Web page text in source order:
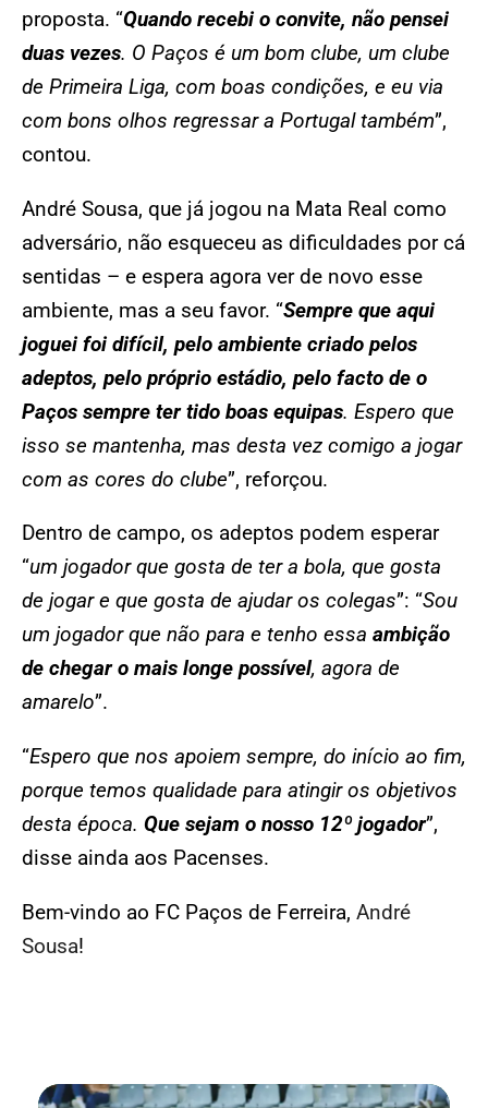
proposta. “Quando recebi o convite, não pensei
duas vezes. O Paços é um bom clube, um clube
de Primeira Liga, com boas condições, e eu via
com bons olhos regressar a Portugal também”,
contou.
André Sousa, que já jogou na Mata Real como
adversário, não esqueceu as dificuldades por cá
sentidas – e espera agora ver de novo esse
ambiente, mas a seu favor. “Sempre que aqui
joguei foi difícil, pelo ambiente criado pelos
adeptos, pelo próprio estádio, pelo facto de o
Paços sempre ter tido boas equipas. Espero que
isso se mantenha, mas desta vez comigo a jogar
com as cores do clube”, reforçou.
Dentro de campo, os adeptos podem esperar
“um jogador que gosta de ter a bola, que gosta
de jogar e que gosta de ajudar os colegas”: “Sou
um jogador que não para e tenho essa ambição
de chegar o mais longe possível, agora de
amarelo”.
“Espero que nos apoiem sempre, do início ao fim,
porque temos qualidade para atingir os objetivos
desta época. Que sejam o nosso 12º jogador”,
disse ainda aos Pacenses.
Bem-vindo ao FC Paços de Ferreira, André
Sousa!